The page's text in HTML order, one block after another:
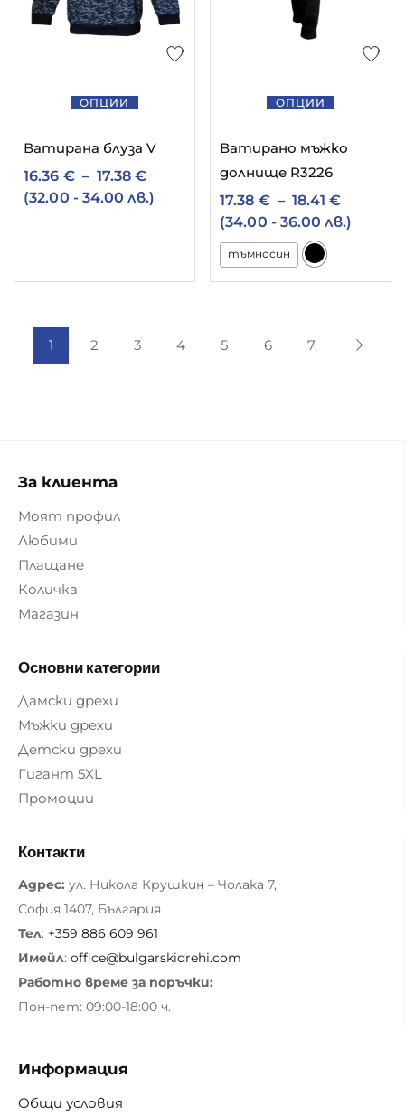
ОПЦИИ
Ватирана блуза V
16.36 € – 17.38€
(32.00 - 34.00 лв.)
ОПЦИИ
Ватирано мъжко
долнище R3226
17.38 € – 18.41€
(34.00 - 36.00 лв.)
тъмносин
1 2 3 4 5 6 7
За клиента
Моят профил
Любими
Плащане
Количка
Магазин
Основни категории
Дамски дрехи
Мъжки дрехи
Детски дрехи
Гигант 5XL
Промоции
Контакти
Адрес: ул. Никола Крушкин – Чолака 7,
София 1407, България
Тел: +359 886 609 961
Имейл: office@bulgarskidrehi.com
Работно време за поръчки:
Пон-пет: 09:00-18:00 ч.
Информация
Общи условия